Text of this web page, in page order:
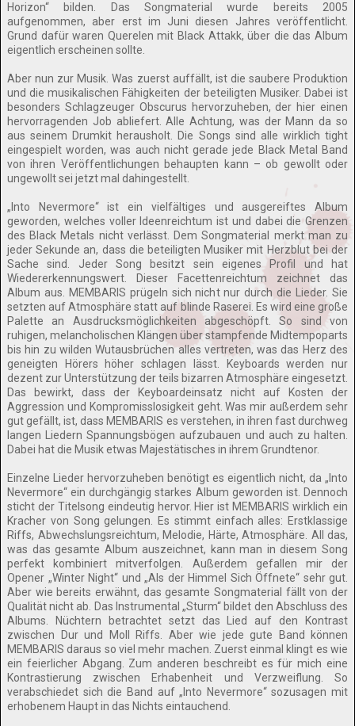
Horizon“ bilden. Das Songmaterial wurde bereits 2005
aufgenommen, aber erst im Juni diesen Jahres veröffentlicht.
Grund dafür waren Querelen mit Black Attakk, über die das Album
eigentlich erscheinen sollte.
Aber nun zur Musik. Was zuerst auffällt, ist die saubere Produktion
und die musikalischen Fähigkeiten der beteiligten Musiker. Dabei ist
besonders Schlagzeuger Obscurus hervorzuheben, der hier einen
hervorragenden Job abliefert. Alle Achtung, was der Mann da so
aus seinem Drumkit herausholt. Die Songs sind alle wirklich tight
eingespielt worden, was auch nicht gerade jede Black Metal Band
von ihren Veröffentlichungen behaupten kann – ob gewollt oder
ungewollt sei jetzt mal dahingestellt.
„Into Nevermore“ ist ein vielfältiges und ausgereiftes Album
geworden, welches voller Ideenreichtum ist und dabei die Grenzen
des Black Metals nicht verlässt. Dem Songmaterial merkt man zu
jeder Sekunde an, dass die beteiligten Musiker mit Herzblut bei der
Sache sind. Jeder Song besitzt sein eigenes Profil und hat
Wiedererkennungswert. Dieser Facettenreichtum zeichnet das
Album aus. MEMBARIS prügeln sich nicht nur durch die Lieder. Sie
setzten auf Atmosphäre statt auf blinde Raserei. Es wird eine große
Palette an Ausdrucksmöglichkeiten abgeschöpft. So sind von
ruhigen, melancholischen Klängen über stampfende Midtempoparts
bis hin zu wilden Wutausbrüchen alles vertreten, was das Herz des
geneigten Hörers höher schlagen lässt. Keyboards werden nur
dezent zur Unterstützung der teils bizarren Atmosphäre eingesetzt.
Das bewirkt, dass der Keyboardeinsatz nicht auf Kosten der
Aggression und Kompromisslosigkeit geht. Was mir außerdem sehr
gut gefällt, ist, dass MEMBARIS es verstehen, in ihren fast durchweg
langen Liedern Spannungsbögen aufzubauen und auch zu halten.
Dabei hat die Musik etwas Majestätisches in ihrem Grundtenor.
Einzelne Lieder hervorzuheben benötigt es eigentlich nicht, da „Into
Nevermore“ ein durchgängig starkes Album geworden ist. Dennoch
sticht der Titelsong eindeutig hervor. Hier ist MEMBARIS wirklich ein
Kracher von Song gelungen. Es stimmt einfach alles: Erstklassige
Riffs, Abwechslungsreichtum, Melodie, Härte, Atmosphäre. All das,
was das gesamte Album auszeichnet, kann man in diesem Song
perfekt kombiniert mitverfolgen. Außerdem gefallen mir der
Opener „Winter Night“ und „Als der Himmel Sich Öffnete“ sehr gut.
Aber wie bereits erwähnt, das gesamte Songmaterial fällt von der
Qualität nicht ab. Das Instrumental „Sturm“ bildet den Abschluss des
Albums. Nüchtern betrachtet setzt das Lied auf den Kontrast
zwischen Dur und Moll Riffs. Aber wie jede gute Band können
MEMBARIS daraus so viel mehr machen. Zuerst einmal klingt es wie
ein feierlicher Abgang. Zum anderen beschreibt es für mich eine
Kontrastierung zwischen Erhabenheit und Verzweiflung. So
verabschiedet sich die Band auf „Into Nevermore“ sozusagen mit
erhobenem Haupt in das Nichts eintauchend.